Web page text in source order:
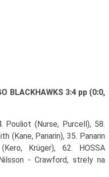
BLACKHAWKS 3:4 pp (0:0,
Pouliot (Nurse, Purcell), 58.
(Kane, Panarin), 35. Panarin
Krüger), 62. HOSSA
- Crawford, strely na